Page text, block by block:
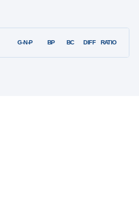
G-N-P BP BC DIFF RATIO